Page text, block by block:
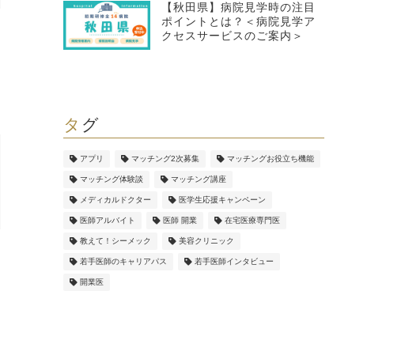
【秋田県】病院見学時の注目
ポイントとは？＜病院見学ア
クセスサービスのご案内＞
タグ
アプリ マッチング2次募集 マッチングお役立ち機能
マッチング体験談 マッチング講座
メディカルドクター 医学生応援キャンペーン
医師アルバイト 医師 開業 在宅医療専門医
教えて！シーメック 美容クリニック
若手医師のキャリアパス 若手医師インタビュー
開業医